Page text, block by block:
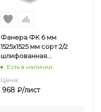
Фанера ФК 6 мм
1525х1525 мм сорт 2/2
шлифованная
березовая
Есть в наличии
Цена:
968₽/лист